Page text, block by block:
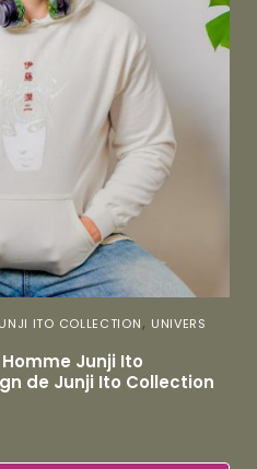
ITO COLLECTION, UNIVERS
Junji Ito
de Junji Ito Collection